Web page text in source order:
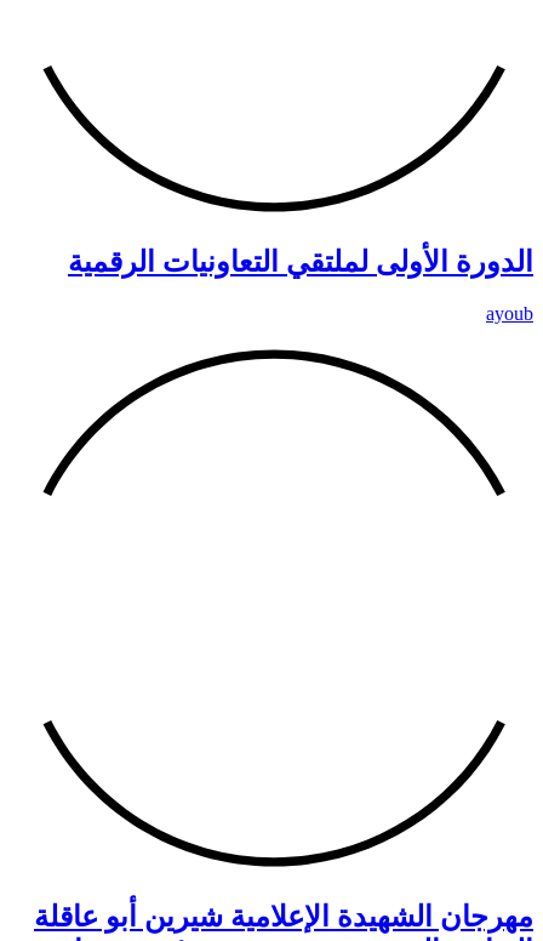
الدورة الأولى لملتقي التعاونيات الرقمية
ayoub
مهرجان الشهيدة الإعلامية شيرين أبو عاقلة